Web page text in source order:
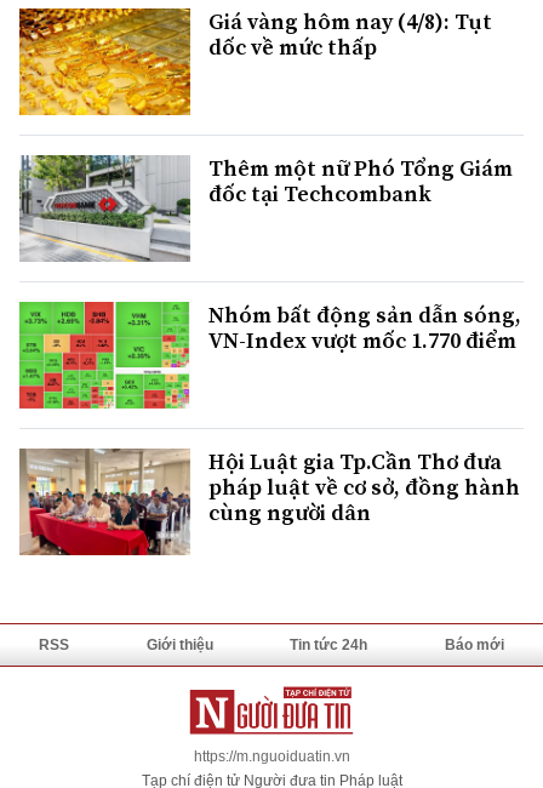
Giá vàng hôm nay (4/8): Tụt
dốc về mức thấp
Thêm một nữ Phó Tổng Giám
đốc tại Techcombank
Nhóm bất động sản dẫn sóng,
VN-Index vượt mốc 1.770 điểm
Hội Luật gia Tp.Cần Thơ đưa
pháp luật về cơ sở, đồng hành
cùng người dân
RSS Giới thiệu Tin tức 24h Báo mới
https://m.nguoiduatin.vn
Tạp chí điện tử Người đưa tin Pháp luật